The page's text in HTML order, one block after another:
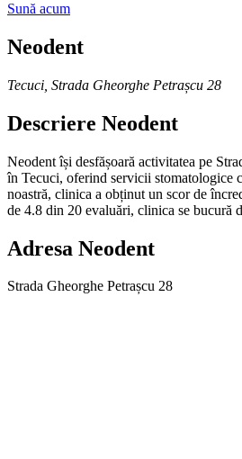
Sună acum
Neodent
Tecuci Strada Gheorghe Petrașcu 28
Descriere Neodent
Neodent își desfășoară activitatea pe
în Tecuci, oferind servicii stomatologice
noastră, clinica a obținut un scor de
de 4.8 din 20 evaluări, clinica se bucură
Adresa Neodent
Strada Gheorghe Petrașcu 28